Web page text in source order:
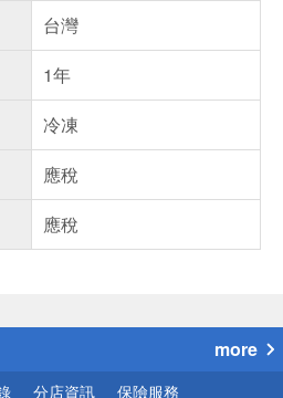
台灣
1年
冷凍
應稅
應稅
more
分店資訊 保險服務